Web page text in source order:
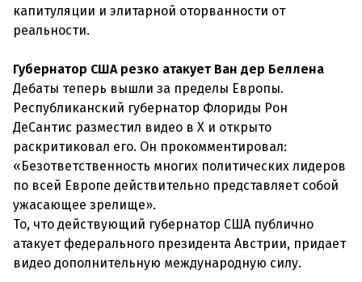
капитуляции и элитарной оторванности от
реальности.
Губернатор США резко атакует Ван дер Беллена
Дебаты теперь вышли за пределы Европы.
Республиканский губернатор Флориды Рон
ДеСантис разместил видео в X и открыто
раскритиковал его. Он прокомментировал:
«Безответственность многих политических лидеров
по всей Европе действительно представляет собой
ужасающее зрелище».
То, что действующий губернатор США публично
атакует федерального президента Австрии, придает
видео дополнительную международную силу.